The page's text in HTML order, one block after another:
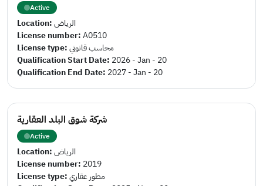
Active
Location:الرياض
License number:A0510
License type:محاسب قانوني
Qualification Start Date: 2026 - Jan - 20
Qualification End Date: 2027 - Jan - 20
شركة شوق البلد العقارية
Active
Location:الرياض
License number: 2019
License type:مطور عقاري